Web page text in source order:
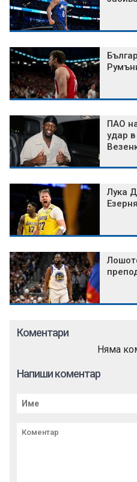
ПАО
удар
Лука
Коментари
Няма
Напиши коментар